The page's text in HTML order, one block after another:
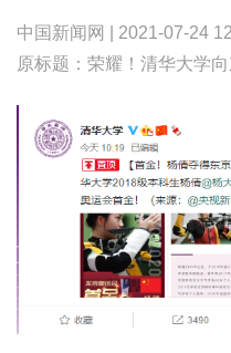
中国新闻网 | 2021-07-24
原标题：荣耀！清华大学